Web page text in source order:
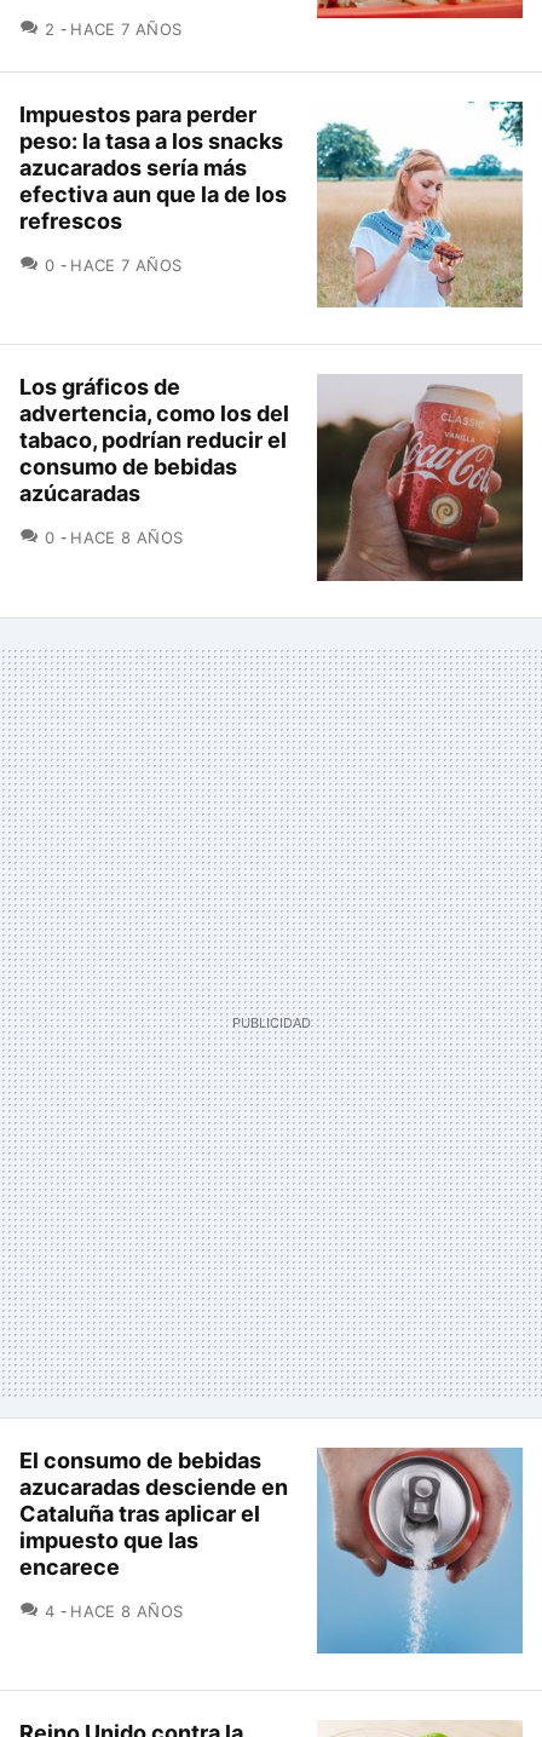
2 COMENTARIOS
HACE 7 AÑOS
Impuestos para perder
peso: la tasa a los snacks
azucarados sería más
efectiva aun que la de los
refrescos
0 COMENTARIOS
HACE 7 AÑOS
Los gráficos de
advertencia, como los del
tabaco, podrían reducir el
consumo de bebidas
azúcaradas
0 COMENTARIOS
HACE 8 AÑOS
El consumo de bebidas
azucaradas desciende en
Cataluña tras aplicar el
impuesto que las
encarece
4 COMENTARIOS
HACE 8 AÑOS